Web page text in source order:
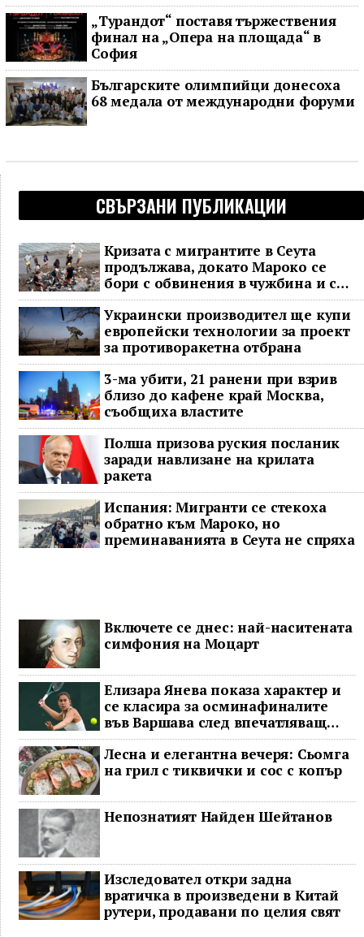
„Турандот“ поставя тържествения
финал на „Опера на площада“ в
София
Българските олимпийци донесоха
68 медала от международни форуми
СВЪРЗАНИ ПУБЛИКАЦИИ
Кризата с мигрантите в Сеута
продължава, докато Мароко се
бори с обвинения в чужбина и с
гнева у дома
Украински производител ще купи
европейски технологии за проект
за противоракетна отбрана
3-ма убити, 21 ранени при взрив
близо до кафене край Москва,
съобщиха властите
Полша призова руския посланик
заради навлизане на крилата
ракета
Испания: Мигранти се стекоха
обратно към Мароко, но
преминаванията в Сеута не спряха
Включете се днес: най-наситената
симфония на Моцарт
Елизара Янева показа характер и
се класира за осминафиналите
във Варшава след впечатляващ
обрат
Лесна и елегантна вечеря: Сьомга
на грил с тиквички и сос с копър
Непознатият Найден Шейтанов
Изследовател откри задна
вратичка в произведени в Китай
рутери, продавани по целия свят